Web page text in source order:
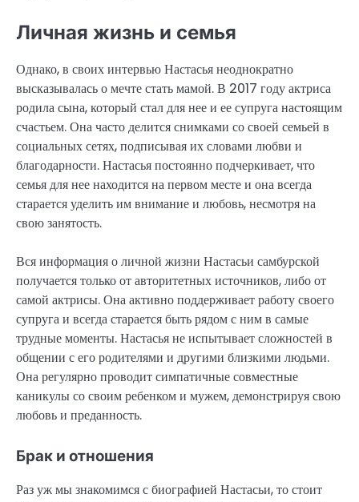
Личная жизнь и семья
Однако, в своих интервью Настасья неоднократно
высказывалась о мечте стать мамой. В 2017 году актриса
родила сына, который стал для нее и ее супруга настоящим
счастьем. Она часто делится снимками со своей семьей в
социальных сетях, подписывая их словами любви и
благодарности. Настасья постоянно подчеркивает, что
семья для нее находится на первом месте и она всегда
старается уделить им внимание и любовь, несмотря на
свою занятость.
Вся информация о личной жизни Настасьи самбурской
получается только от авторитетных источников, либо от
самой актрисы. Она активно поддерживает работу своего
супруга и всегда старается быть рядом с ним в самые
трудные моменты. Настасья не испытывает сложностей в
общении с его родителями и другими близкими людьми.
Она регулярно проводит симпатичные совместные
каникулы со своим ребенком и мужем, демонстрируя свою
любовь и преданность.
Брак и отношения
Раз уж мы знакомимся с биографией Настасьи, то стоит